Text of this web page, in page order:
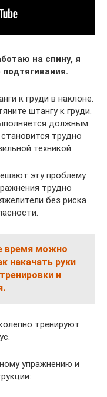
на спину, я
к груди в наклоне.
штангу к груди.
должным
трудно
техникой.
эту проблему.
трудно
без риска
время можно
накачать руки
и
тренируют
упражнению и